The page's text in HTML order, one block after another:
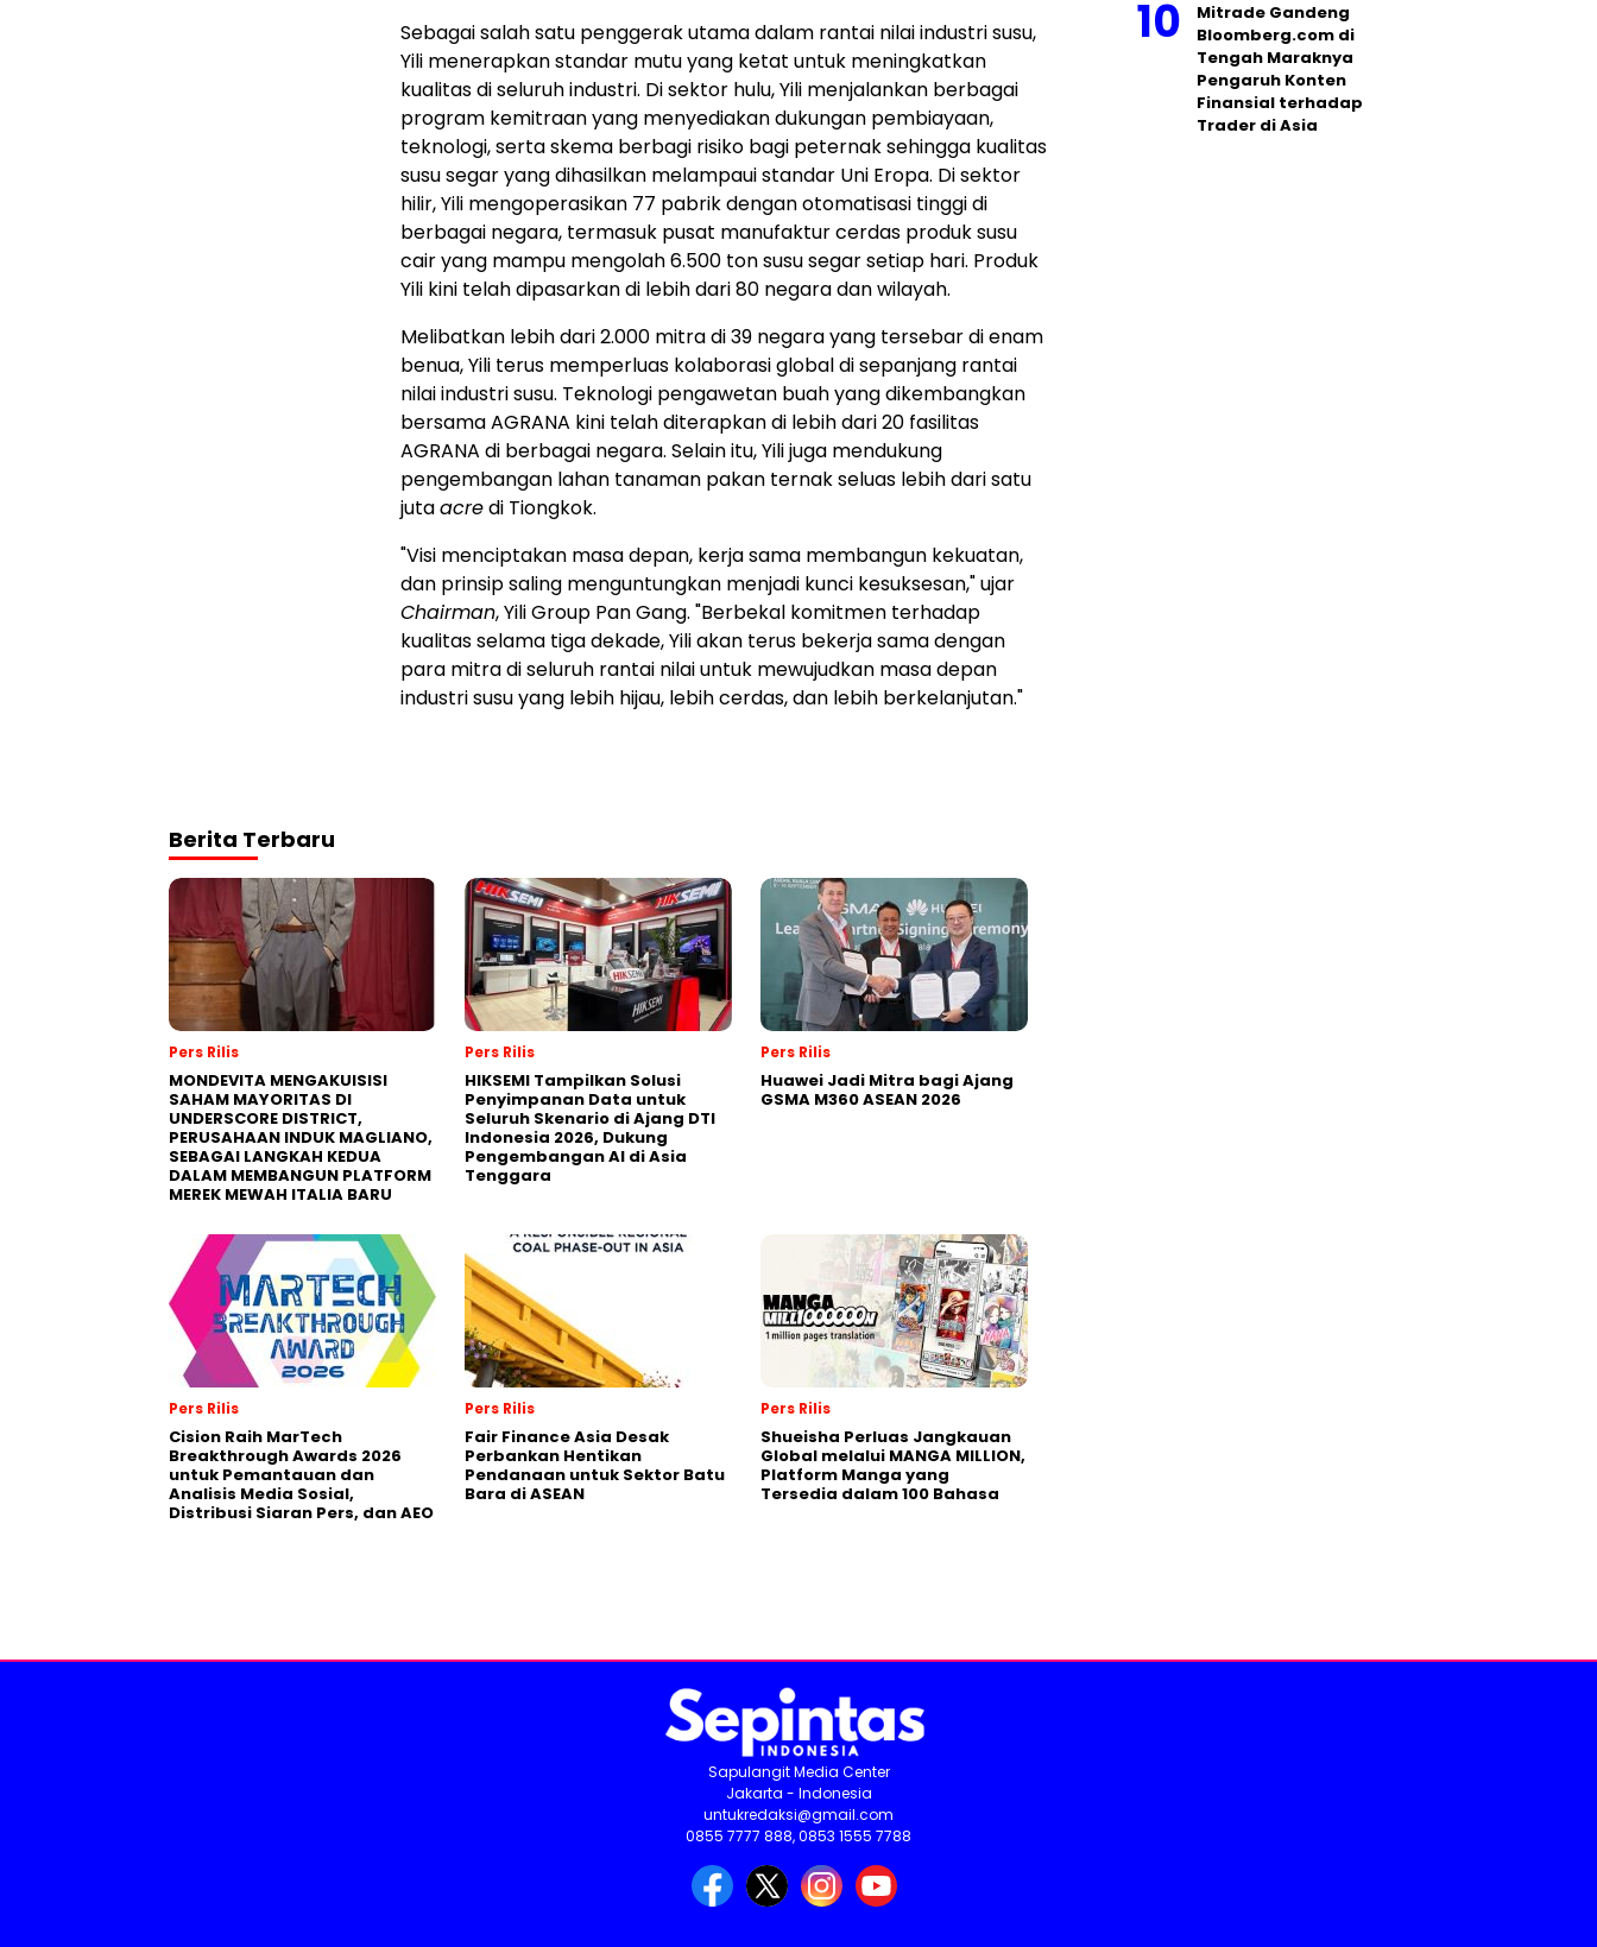
Sebagai salah satu penggerak utama dalam rantai nilai industri susu,
Yili menerapkan standar mutu yang ketat untuk meningkatkan
kualitas di seluruh industri. Di sektor hulu, Yili menjalankan berbagai
program kemitraan yang menyediakan dukungan pembiayaan,
teknologi, serta skema berbagi risiko bagi peternak sehingga kualitas
susu segar yang dihasilkan melampaui standar Uni Eropa. Di sektor
hilir, Yili mengoperasikan 77 pabrik dengan otomatisasi tinggi di
berbagai negara, termasuk pusat manufaktur cerdas produk susu
cair yang mampu mengolah 6.500 ton susu segar setiap hari. Produk
Yili kini telah dipasarkan di lebih dari 80 negara dan wilayah.
Melibatkan lebih dari 2.000 mitra di 39 negara yang tersebar di enam
benua, Yili terus memperluas kolaborasi global di sepanjang rantai
nilai industri susu. Teknologi pengawetan buah yang dikembangkan
bersama AGRANA kini telah diterapkan di lebih dari 20 fasilitas
AGRANA di berbagai negara. Selain itu, Yili juga mendukung
pengembangan lahan tanaman pakan ternak seluas lebih dari satu
jutaacredi Tiongkok.
"Visi menciptakan masa depan, kerja sama membangun kekuatan,
dan prinsip saling menguntungkan menjadi kunci kesuksesan," ujar
Chairman, Yili Group Pan Gang. "Berbekal komitmen terhadap
kualitas selama tiga dekade, Yili akan terus bekerja sama dengan
para mitra di seluruh rantai nilai untuk mewujudkan masa depan
industri susu yang lebih hijau, lebih cerdas, dan lebih berkelanjutan."
Berita Terbaru
Pers Rilis
MONDEVITA MENGAKUISISI
SAHAM MAYORITAS DI
UNDERSCORE DISTRICT,
PERUSAHAAN INDUK MAGLIANO,
SEBAGAI LANGKAH KEDUA
DALAM MEMBANGUN PLATFORM
MEREK MEWAH ITALIA BARU
Pers Rilis
HIKSEMI Tampilkan Solusi
Penyimpanan Data untuk
Seluruh Skenario di Ajang DTI
Indonesia 2026, Dukung
Pengembangan AI di Asia
Tenggara
Pers Rilis
Huawei Jadi Mitra bagi Ajang
GSMA M360 ASEAN 2026
Pers Rilis
Cision Raih MarTech
Breakthrough Awards 2026
untuk Pemantauan dan
Analisis Media Sosial,
Distribusi Siaran Pers, dan AEO
Pers Rilis
Fair Finance Asia Desak
Perbankan Hentikan
Pendanaan untuk Sektor Batu
Bara di ASEAN
Pers Rilis
Shueisha Perluas Jangkauan
Global melalui MANGA MILLION,
Platform Manga yang
Tersedia dalam 100 Bahasa
Mitrade Gandeng
Bloomberg.com di
Tengah Maraknya
Pengaruh Konten
Finansial terhadap
Trader di Asia
Sapulangit Media Center
Jakarta - Indonesia
untukredaksi@gmail.com
0855 7777 888, 0853 1555 7788